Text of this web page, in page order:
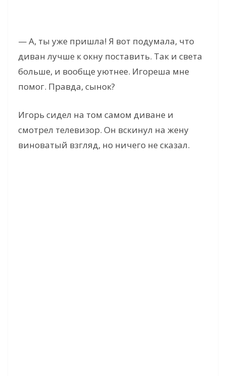
— А, ты уже пришла! Я вот подумала, что
диван лучше к окну поставить. Так и света
больше, и вообще уютнее. Игореша мне
помог. Правда, сынок?
Игорь сидел на том самом диване и
смотрел телевизор. Он вскинул на жену
виноватый взгляд, но ничего не сказал.